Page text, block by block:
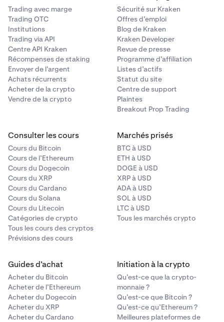
dysfonctionnements des portefeuilles peuvent
empêcher l’accès aux fonds.
Risque d’escroquerie
: Les projets frauduleux ou les
pyramides de Ponzi peuvent mener à une perte
complète de l’investissement.
Risque technologique
: Les bugs ou les failles de la
technologie de la blockchain peuvent compromettre
la fonctionnalité ou la valeur d’une crypto-monnaie.
: Si une plateforme d’échange
l’accès à vos fonds.
Risque lié aux contrats intelligents: Les
vulnérabilités ou les bugs liés aux contrats
intelligents peuvent mener à une perte de fonds ou à
une rupture de contrat.
Trading avec marge
Trading OTC
Institutions
Trading via API
Centre API Kraken
Récompenses de staking
Envoyer de l’argent
Achats récurrents
Acheter de la crypto
Vendre de la crypto
Sécurité sur Kraken
Offres d’emploi
Blog de Kraken
Kraken Developer
Revue de presse
Programme d’affiliation
Listes d’actifs
Statut du site
Centre de support
Plaintes
Breakout Prop Trading
Consulter les cours
Cours du Bitcoin
Cours de l’Ethereum
Cours du Dogecoin
Cours du XRP
Cours du Cardano
Cours du Solana
Cours du Litecoin
Catégories de crypto
Tous les cours des cryptos
Prévisions des cours
Marchés prisés
BTC à USD
ETH à USD
DOGE à USD
XRP à USD
ADA à USD
SOL à USD
LTC à USD
Tous les marchés crypto
Guides d’achat
Acheter du Bitcoin
Acheter de l’Ethereum
Acheter du Dogecoin
Acheter du XRP
Acheter du Cardano
Initiation à la crypto
Qu’est-ce que la crypto-
monnaie ?
Qu’est-ce que Bitcoin ?
Qu’est-ce qu’Ethereum ?
Meilleures plateformes de